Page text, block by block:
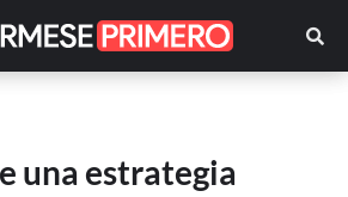
una estrategia